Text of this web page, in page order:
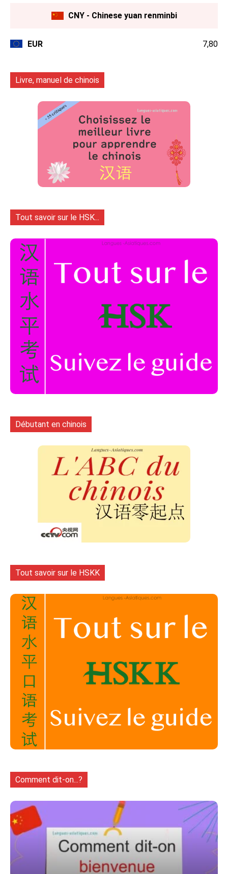
CNY - Chinese yuan renminbi
EUR 7,80
Livre, manuel de chinois
Tout savoir sur le HSK...
Débutant en chinois
Tout savoir sur le HSKK
Comment dit-on...?